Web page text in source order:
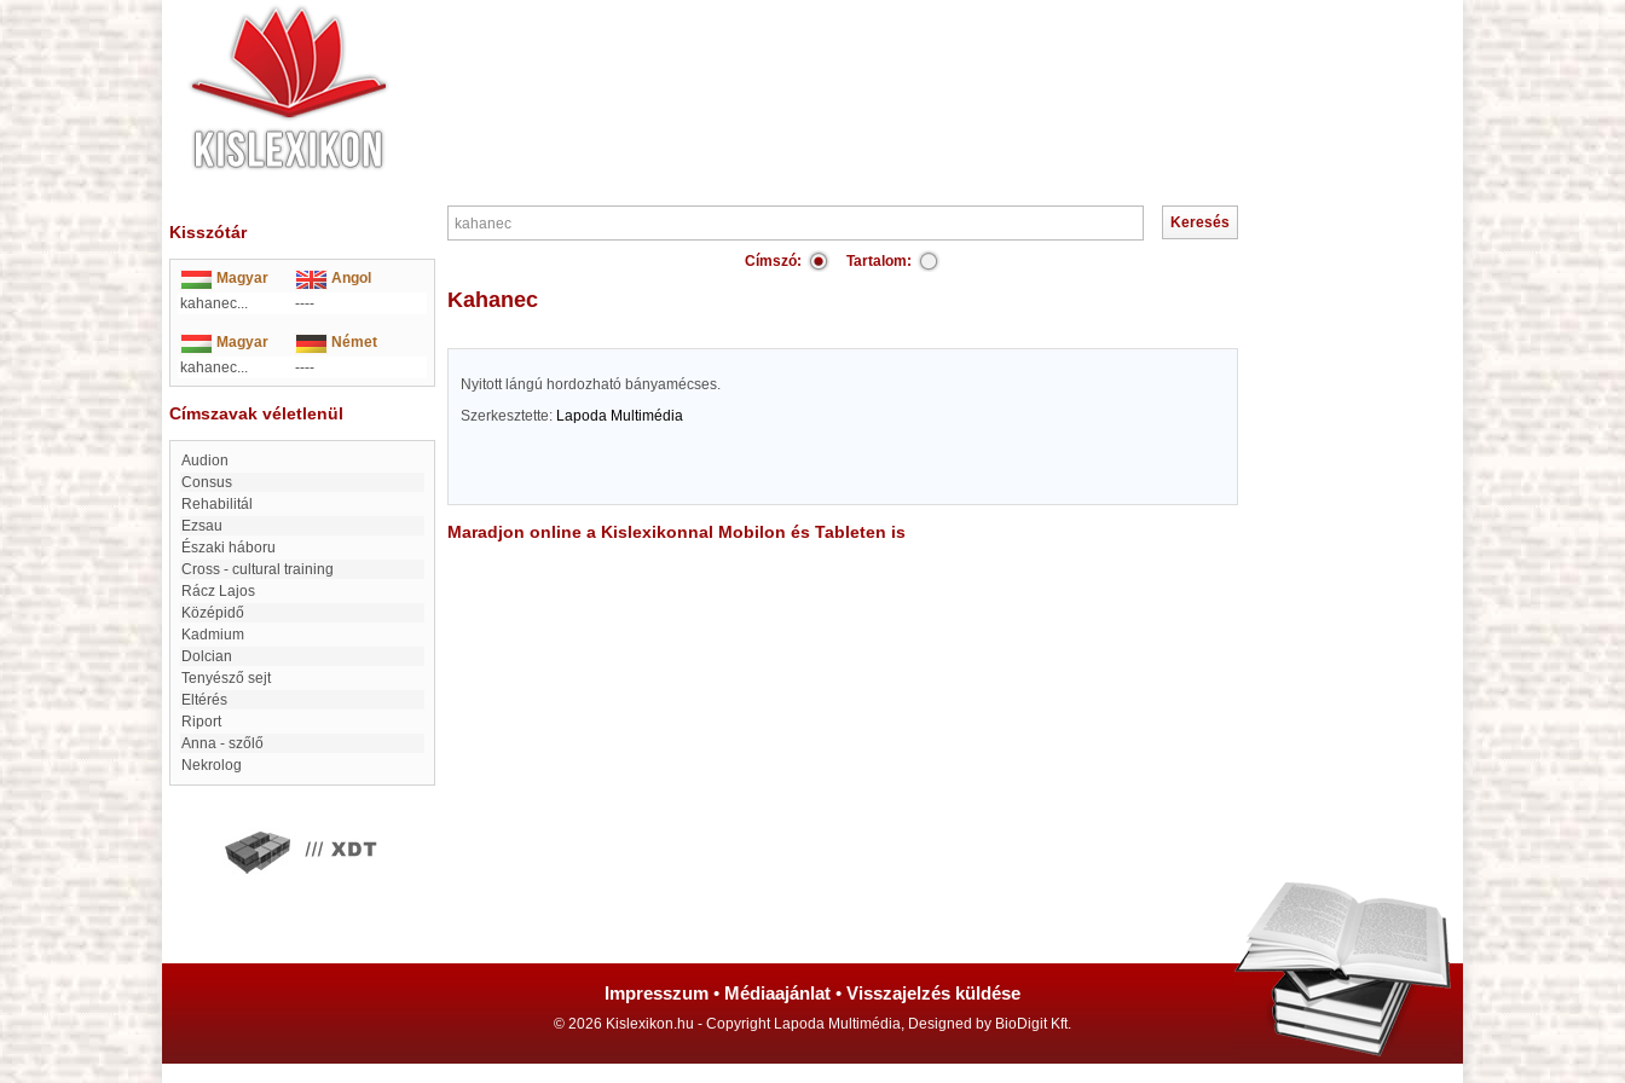
Kisszótár
Magyar
Angol
kahanec...
----
Magyar
Német
kahanec...
----
Címszavak véletlenül
Audion
Consus
Rehabilitál
Ezsau
Északi háboru
Cross - cultural training
Rácz Lajos
középidő
kadmium
Dolcian
Tenyésző sejt
eltérés
riport
Anna - szőlő
Nekrolog
Címszó: Tartalom:
kahanec
Nyitott lángú hordozható bányamécses.
Szerkesztette: Lapoda Multimédia
Maradjon online a Kislexikonnal Mobilon és Tableten is
Impresszum • Médiaajánlat • Visszajelzés küldése
© 2026 Kislexikon.hu - Copyright Lapoda Multimédia, Designed by BioDigit Kft.